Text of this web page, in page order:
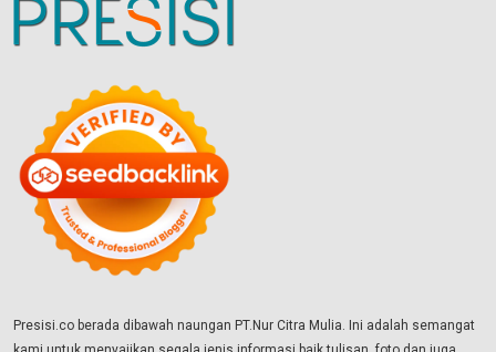
Presisi.co berada dibawah naungan PT.Nur Citra Mulia. Ini adalah semangat